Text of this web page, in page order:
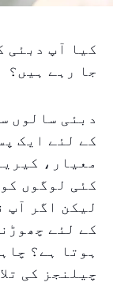
کیا آپ دبئی
جا رہے ہیں؟
دبئی سالوں
کے لئے ایک
معیار،
کئی لوگوں
لیکن اگر آپ
کے لئے
ہوتا ہے؟
چیلنجز کی